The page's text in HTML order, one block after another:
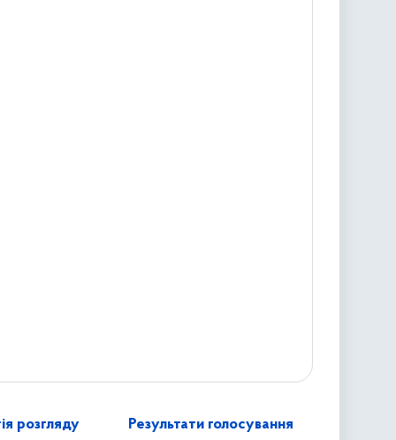
розгляду Результати голосування